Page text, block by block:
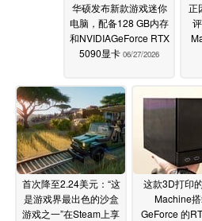
华硕发布新款游戏迷你
电脑，配备128 GB内存
和NVIDIAGeForce RTX
5090显卡 06/27/2026
正
首次降至2.24美元：“这
是游戏界最出色的沙盒
游戏之一”在Steam上享
这款3D打印
Machine
GeForce 的